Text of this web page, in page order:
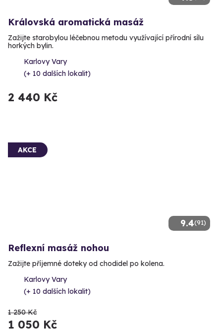
Královská aromatická masáž
Zažijte starobylou léčebnou metodu využívající přírodní sílu
horkých bylin.
Karlovy Vary
(+ 10 dalších lokalit)
2 440 Kč
9.4(91)
AKCE
Reflexní masáž nohou
Zažijte příjemné doteky od chodidel po kolena.
Karlovy Vary
(+ 10 dalších lokalit)
1 250 Kč
1 050 Kč